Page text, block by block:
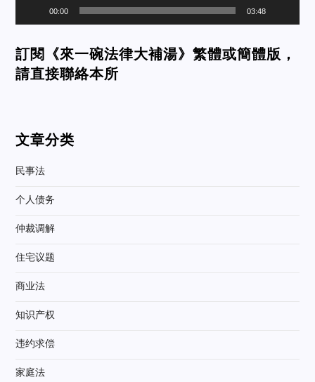
00:00 03:48
訂閱《來一碗法律大補湯》繁體或簡體版，
請直接聯絡本所
文章分类
民事法
个人债务
仲裁调解
住宅议题
商业法
知识产权
违约求偿
家庭法